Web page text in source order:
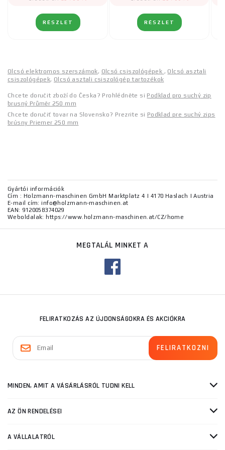
RÉSZLET RÉSZLET
Olcsó elektromos szerszámok, Olcsó csiszológépek , Olcsó asztali
csiszológépek, Olcsó asztali csiszológép tartozékok
Chcete doručit zboží do Česka? Prohlédněte si Podklad pro suchý zip
brusný Průměr 250 mm
Chcete doručiť tovar na Slovensko? Prezrite si Podklad pre suchý zips
brúsny Priemer 250 mm
Gyártói információk
Cím : Holzmann-maschinen GmbH Marktplatz 4 | 4170 Haslach | Austria
E-mail cím: info@holzmann-maschinen.at
EAN: 9120058374029
Weboldalak: https://www.holzmann-maschinen.at/CZ/home
MEGTALÁL MINKET A
FELIRATKOZÁS AZ ÚJDONSÁGOKRA ÉS AKCIÓKRA
MINDEN, AMIT A VÁSÁRLÁSRÓL TUDNI KELL
AZ ÖN RENDELÉSEI
A VÁLLALATRÓL